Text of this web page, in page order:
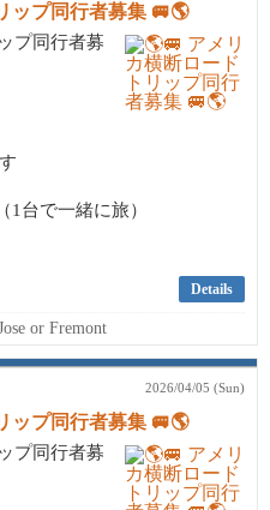
ップ同行者募集 🚐🌎
プ同行者募
台で一緒に旅）
Details
or Fremont
2026/04/05 (Sun)
ップ同行者募集 🚐🌎
プ同行者募